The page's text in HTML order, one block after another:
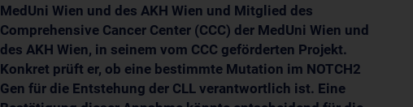
MedUni Wien und des AKH Wien und Mitglied des
Comprehensive Cancer Center (CCC) der MedUni Wien und
des AKH Wien, in seinem vom CCC geförderten Projekt.
Konkret prüft er, ob eine bestimmte Mutation im NOTCH2
Gen für die Entstehung der CLL verantwortlich ist. Eine